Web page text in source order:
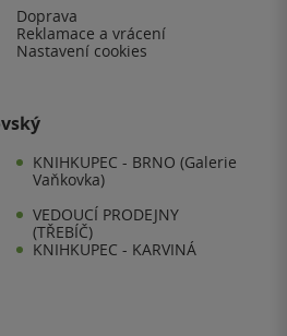
Doprava
Reklamace a vrácení
Nastavení cookies
KNIHKUPEC - BRNO (Galerie
Vaňkovka)
VEDOUCÍ PRODEJNY
(TŘEBÍČ)
KNIHKUPEC - KARVINÁ